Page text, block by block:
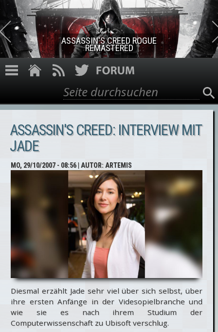
Direkt zum Inhalt
ASSASSIN'S CREED ROGUE
REMASTERED
Suchformular
Suche
ASSASSIN'S CREED: INTERVIEW MIT
JADE
MO, 29/10/2007 - 08:56| AUTOR: ARTEMIS
Diesmal erzählt Jade sehr viel über sich selbst, über
ihre ersten Anfänge in der Videsopielbranche und
wie sie es nach ihrem Studium der
Computerwissenschaft zu Ubisoft verschlug.